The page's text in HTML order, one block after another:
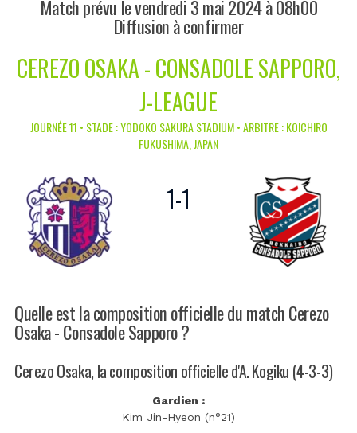
Match prévu le vendredi 3 mai 2024 à 08h00
Diffusion à confirmer
CEREZO OSAKA - CONSADOLE SAPPORO,
J-LEAGUE
JOURNÉE 11 • STADE : YODOKO SAKURA STADIUM • ARBITRE : KOICHIRO
FUKUSHIMA, JAPAN
1-1
Quelle est la composition officielle du match Cerezo
Osaka - Consadole Sapporo ?
Cerezo Osaka, la composition officielle d'A. Kogiku (4-3-3)
Gardien :
Kim Jin-Hyeon (n°21)